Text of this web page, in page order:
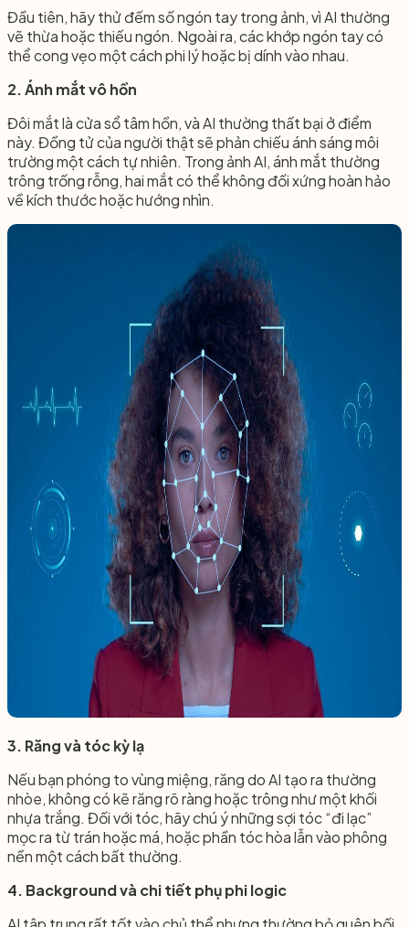
Đầu tiên, hãy thử đếm số ngón tay trong ảnh, vì AI thường
vẽ thừa hoặc thiếu ngón. Ngoài ra, các khớp ngón tay có
thể cong vẹo một cách phi lý hoặc bị dính vào nhau.
2. Ánh mắt vô hồn
Đôi mắt là cửa sổ tâm hồn, và AI thường thất bại ở điểm
này. Đồng tử của người thật sẽ phản chiếu ánh sáng môi
trường một cách tự nhiên. Trong ảnh AI, ánh mắt thường
trông trống rỗng, hai mắt có thể không đối xứng hoàn hảo
về kích thước hoặc hướng nhìn.
3. Răng và tóc kỳ lạ
Nếu bạn phóng to vùng miệng, răng do AI tạo ra thường
nhòe, không có kẽ răng rõ ràng hoặc trông như một khối
nhựa trắng. Đối với tóc, hãy chú ý những sợi tóc “đi lạc”
mọc ra từ trán hoặc má, hoặc phần tóc hòa lẫn vào phông
nền một cách bất thường.
4. Background và chi tiết phụ phi logic